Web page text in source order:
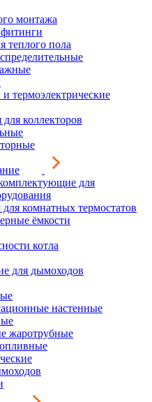
монтажа
теплого пола
термоэлектрические
коллекторов
для
комнатных термостатов
ёмкости
котла
для дымоходов
настенные
жаротрубные